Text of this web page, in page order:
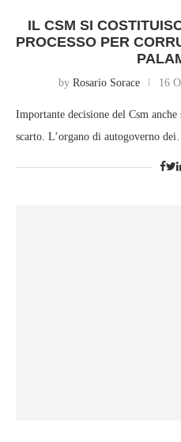
IL CSM SI
PROCESSO PER
by Rosario Sorace 16
Importante decisione del Csm
scarto. L’organo di autogoverno